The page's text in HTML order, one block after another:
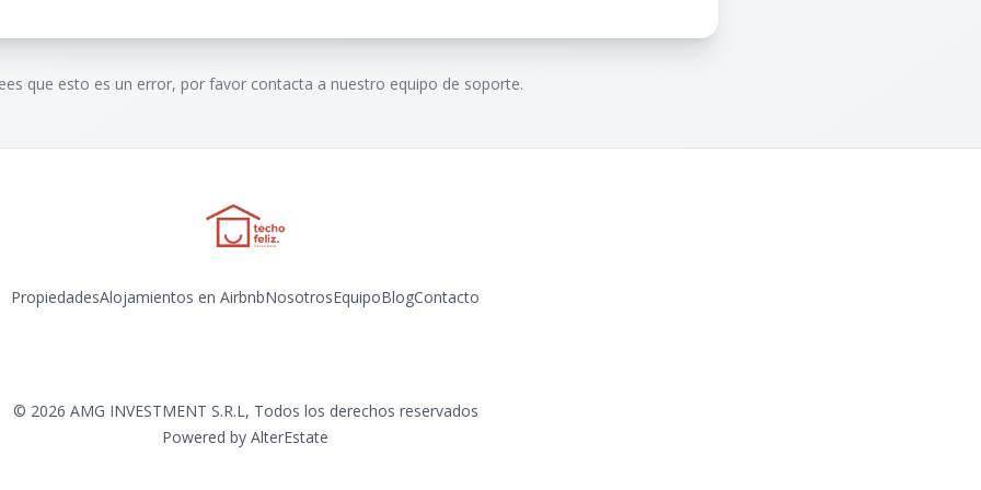
que esto es un error, por favor contacta a nuestro equipo de soporte.
PropiedadesAlojamientos en AirbnbNosotrosEquipoBlogContacto
© 2026 AMG INVESTMENT S.R.L, Todos los derechos reservados
Powered by AlterEstate